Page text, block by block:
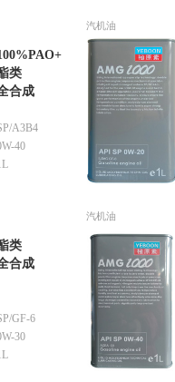
类
合成
A3B4
40
汽机油
类
合成
GF-6
30
汽机油